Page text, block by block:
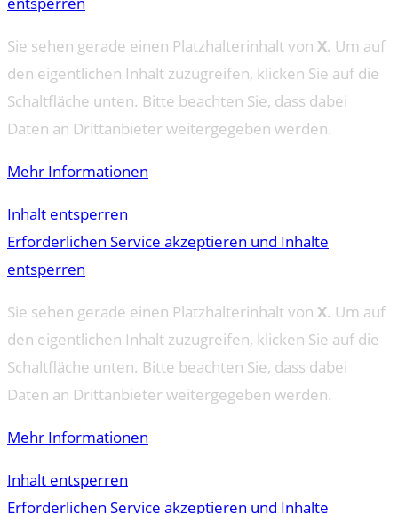
Sie sehen gerade einen Platzhalterinhalt von X. Um auf
den eigentlichen Inhalt zuzugreifen, klicken Sie auf die
Schaltfläche unten. Bitte beachten Sie, dass dabei
Daten an Drittanbieter weitergegeben werden.
Mehr Informationen
Inhalt entsperren
Erforderlichen Service akzeptieren und Inhalte
entsperren
Sie sehen gerade einen Platzhalterinhalt von X. Um auf
den eigentlichen Inhalt zuzugreifen, klicken Sie auf die
Schaltfläche unten. Bitte beachten Sie, dass dabei
Daten an Drittanbieter weitergegeben werden.
Mehr Informationen
Inhalt entsperren
Erforderlichen Service akzeptieren und Inhalte